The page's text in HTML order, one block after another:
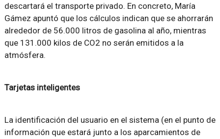
descartará el transporte privado. En concreto, María
Gámez apuntó que los cálculos indican que se ahorrarán
alrededor de 56.000 litros de gasolina al año, mientras
que 131.000 kilos de CO2 no serán emitidos a la
atmósfera.
Tarjetas inteligentes
La identificación del usuario en el sistema (en el punto de
información que estará junto a los aparcamientos de